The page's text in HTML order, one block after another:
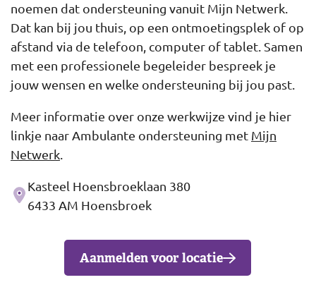
noemen dat ondersteuning vanuit Mijn Netwerk.
Dat kan bij jou thuis, op een ontmoetingsplek of op
afstand via de telefoon, computer of tablet. Samen
met een professionele begeleider bespreek je
jouw wensen en welke ondersteuning bij jou past.
Meer informatie over onze werkwijze vind je hier
linkje naar Ambulante ondersteuning met Mijn
Netwerk
Adres
Kasteel Hoensbroeklaan 380
6433 AM Hoensbroek
Aanmelden voor locatie